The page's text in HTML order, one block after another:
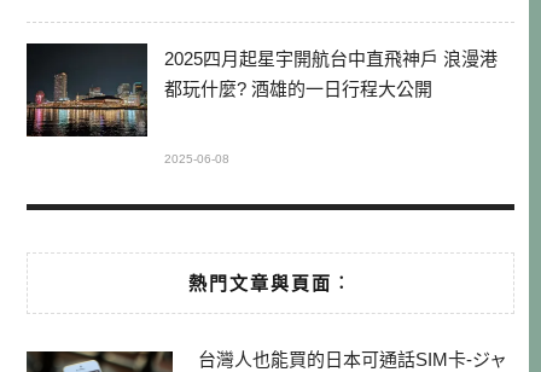
2025四月起星宇開航台中直飛神戶 浪漫港
都玩什麼? 酒雄的一日行程大公開
2025-06-08
熱門文章與頁面︰
台灣人也能買的日本可通話SIM卡-ジャ